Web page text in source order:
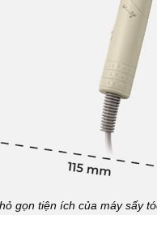
gọn tiện ích của máy sấy